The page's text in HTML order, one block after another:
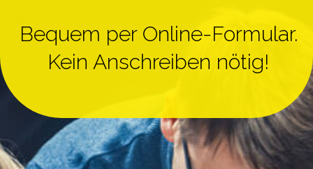
Kühlraumbau
Service & Wartung
Bequem per Online-Formular.
Kein Anschreiben nötig!